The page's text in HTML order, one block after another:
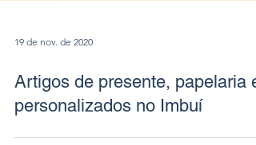
19 de nov. de 2020